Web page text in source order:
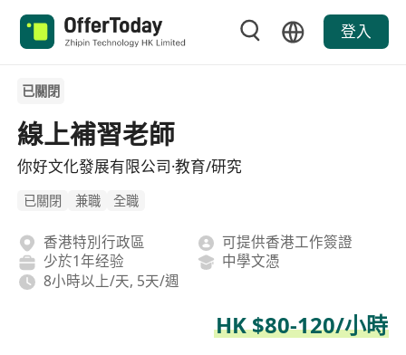
登入
已關閉
線上補習老師
你好文化發展有限公司·教育/研究
已關閉 兼職 全職
香港特別行政區
可提供香港工作簽證
少於1年经验
中學文憑
8小時以上/天, 5天/週
HK $80-120/小時